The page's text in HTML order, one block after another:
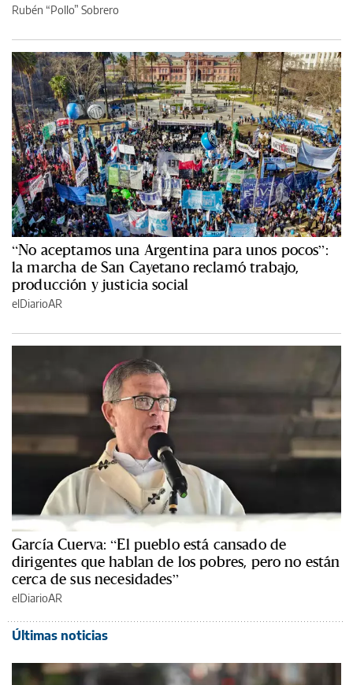
Rubén “Pollo” Sobrero
“No aceptamos una Argentina para unos pocos”:
la marcha de San Cayetano reclamó trabajo,
producción y justicia social
elDiarioAR
García Cuerva: “El pueblo está cansado de
dirigentes que hablan de los pobres, pero no están
cerca de sus necesidades”
elDiarioAR
Últimas noticias